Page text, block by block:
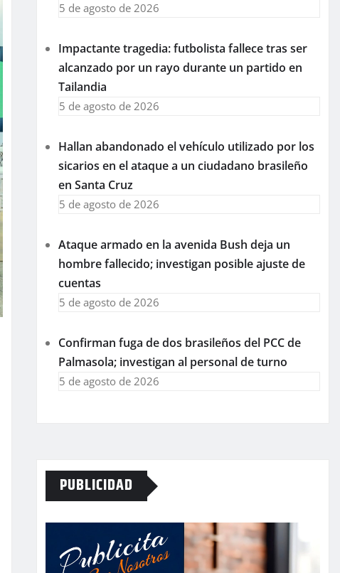
5 de agosto de 2026
Impactante tragedia: futbolista fallece tras ser
alcanzado por un rayo durante un partido en
Tailandia
5 de agosto de 2026
Hallan abandonado el vehículo utilizado por los
sicarios en el ataque a un ciudadano brasileño
en Santa Cruz
5 de agosto de 2026
Ataque armado en la avenida Bush deja un
hombre fallecido; investigan posible ajuste de
cuentas
5 de agosto de 2026
Confirman fuga de dos brasileños del PCC de
Palmasola; investigan al personal de turno
5 de agosto de 2026
PUBLICIDAD